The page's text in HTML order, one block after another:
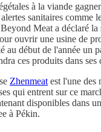
à la viande
sanitaires comme
Meat a déclaré la
ouvrir une usine de
au début de l'année un
ces produits dans ses
Zhenmeat est l'une des
qui entrent sur ce
disponibles dans
à Pékin.